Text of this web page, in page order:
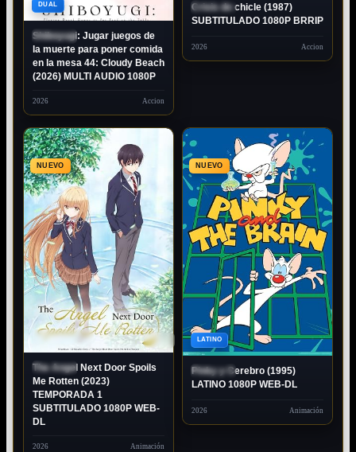
ESTRENO
DUAL
Shiboyugi: Jugar juegos de
la muerte para poner comida
en la mesa 44: Cloudy Beach
(2026) MULTI AUDIO 1080P
2026 Accion
ESTRENO
Crisis de chicle (1987)
SUBTITULADO 1080P BRRIP
2026 Accion
ESTRENO
SUBTITULADO
NUEVO
The Angel Next Door Spoils
Me Rotten (2023)
TEMPORADA 1
SUBTITULADO 1080P WEB-
DL
2026 Animación
ESTRENO
LATINO
1080P
NUEVO
Pinky y Cerebro (1995)
LATINO 1080P WEB-DL
2026 Animación